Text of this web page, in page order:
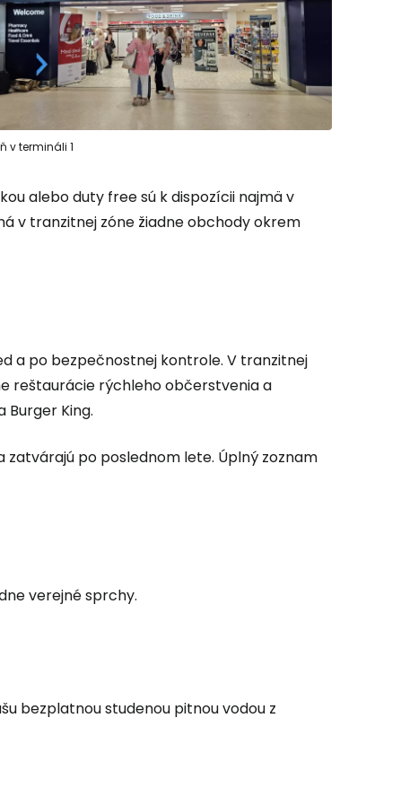
v termináli 1
alebo duty free sú k dispozícii najmä v
v tranzitnej zóne žiadne obchody okrem
a po bezpečnostnej kontrole. V tranzitnej
reštaurácie rýchleho občerstvenia a
Burger King.
po poslednom lete. Úplný zoznam
verejné sprchy.
bezplatnou studenou pitnou vodou z
na Facebooku